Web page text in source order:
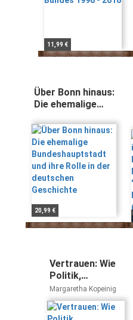
11,99 €
Über Bonn hinaus:
Die ehemalige
und ihre Rolle in
der deutschen
Geschichte
20,99 €
Vertrauen: Wie
Politik,
Gesellschaft und
Wirtschaft der
Pandemie
Margaretha Kopeinig